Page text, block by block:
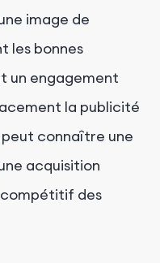
image de
les bonnes
un engagement
la publicité
connaître une
acquisition
des